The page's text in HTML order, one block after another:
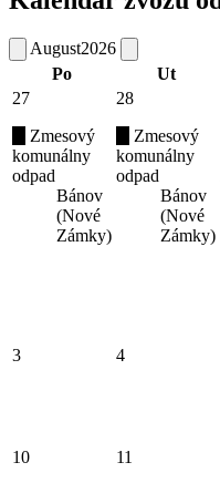
August2026
Po
Ut
27
Zmesový
komunálny
odpad
Bánov
(Nové
Zámky)
28
Zmesový
komunálny
odpad
Bánov
(Nové
Zámky)
3 4
10
11